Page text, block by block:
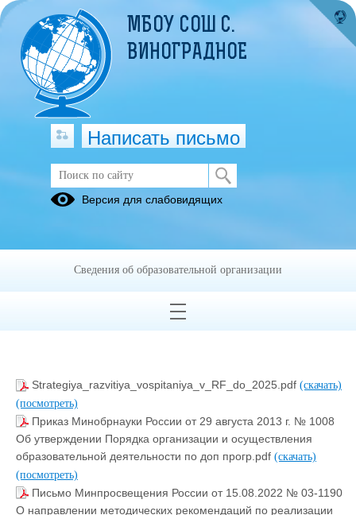
Внеурочная деятельность
деятельности
Strategiya_razvitiya_vospitaniya_v_RF_do_2025.pdf (скачать)
(посмотреть)
Приказ Минобрнауки России от 29 августа 2013 г. № 1008
Об утверждении Порядка организации и осуществления
образовательной деятельности по доп прогр.pdf (скачать)
(посмотреть)
Письмо Минпросвещения России от 15.08.2022 № 03-1190
О направлении методических рекомендаций по реализации
МБОУ СОШ С.
ВИНОГРАДНОЕ
Написать письмо
Версия для слабовидящих
Сведения об образовательной организации